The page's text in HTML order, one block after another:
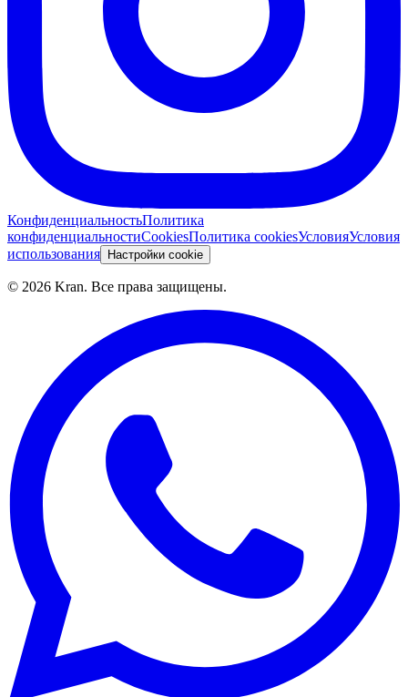
КонфиденциальностьПолитика
конфиденциальностиCookiesПолитика cookiesУсловияУсловия
использования
Настройки cookie
© 2026 Kran. Все права защищены.